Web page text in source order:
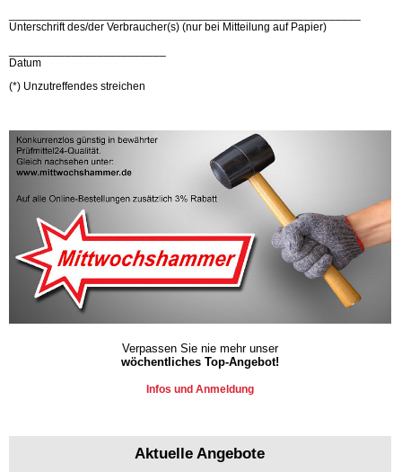
Unterschrift des/der Verbraucher(s) (nur bei Mitteilung auf Papier)
Datum
(*) Unzutreffendes streichen
Verpassen Sie nie mehr unser
wöchentliches Top-Angebot!
Infos und Anmeldung
Aktuelle Angebote